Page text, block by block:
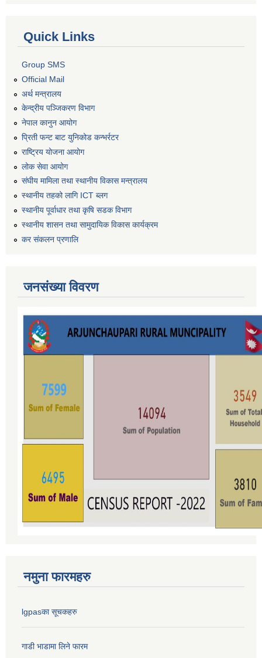
Quick Links
Group SMS
Official Mail
अर्थ मन्त्रालय
केन्द्रीय पञ्जिकरण विभाग
नेपाल कानुन आयोग
प्रिती फन्ट बाट युनिकोड कन्भर्रटर
राष्ट्रिय योजना आयोग
लोक सेवा आयोग
संघीय मामिला तथा स्थानीय विकास मन्त्रालय
स्थानीय तहको लागि ICT ब्लग
स्थानीय पूर्वाधार तथा कृषि सडक विभाग
स्थानीय शासन तथा सामुदायिक विकास कार्यक्रम
कर स‌ंकलन प्रणालि
जनसंख्या विवरण
नमुना फारमहरु
lgpasका सूचकहरु
गाडी भाडामा लिने फारम